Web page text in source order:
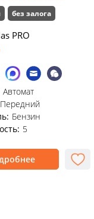
без залога
PRO
Автомат
Передний
Бензин
5